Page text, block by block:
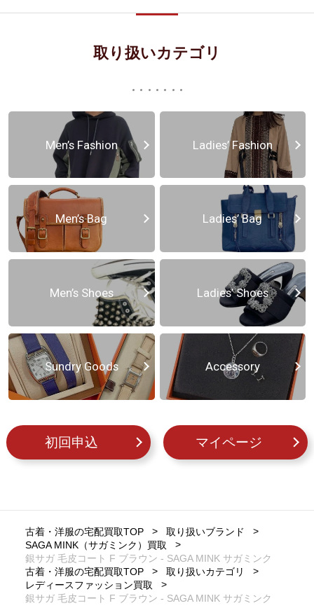
取り扱いカテゴリ
Men’s Fashion Ladies’ Fashion
Men’s Bag Ladies’ Bag
Men’s Shoes Ladies’ Shoes
Sundry Goods Accessory
初回申込 マイページ
古着・洋服の宅配買取TOP
取り扱いブランド
SAGA MINK（サガミンク）買取
銀サガ 毛皮コート F ブラウン - SAGA MINK サガミンク
古着・洋服の宅配買取TOP
取り扱いカテゴリ
レディースファッション買取
銀サガ 毛皮コート F ブラウン - SAGA MINK サガミンク